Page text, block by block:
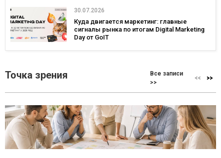
30.07.2026
Куда двигается маркетинг: главные
сигналы рынка по итогам Digital Marketing
Day от GoIT
Точка зрения
Все записи
>>